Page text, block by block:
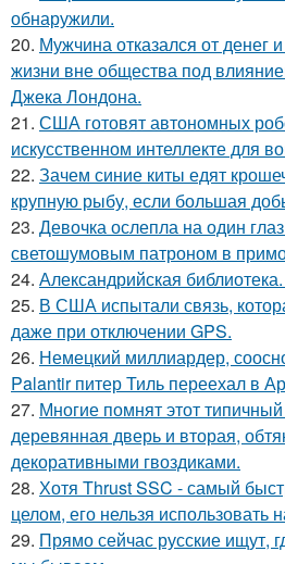
обнаружили.
20. Мужчина отказался от денег
жизни вне общества под
Джека Лондона.
21. США готовят автономных
искусственном интеллекте для
22. Зачем синие киты едят
крупную рыбу, если большая
23. Девочка ослепла на один
светошумовым патроном в
24. Александрийская
25. В США испытали связь,
даже при отключении GPS.
26. Немецкий миллиардер,
Palantir питер Тиль переехал в
27. Многие помнят этот
деревянная дверь и вторая,
декоративными гвоздиками.
28. Хотя Thrust SSC - самый
целом, его нельзя использовать
29. Прямо сейчас русские ищут,